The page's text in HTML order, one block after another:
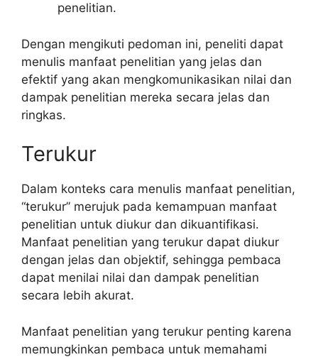
penelitian.
Dengan mengikuti pedoman ini, peneliti dapat
menulis manfaat penelitian yang jelas dan
efektif yang akan mengkomunikasikan nilai dan
dampak penelitian mereka secara jelas dan
ringkas.
Terukur
Dalam konteks cara menulis manfaat penelitian,
“terukur” merujuk pada kemampuan manfaat
penelitian untuk diukur dan dikuantifikasi.
Manfaat penelitian yang terukur dapat diukur
dengan jelas dan objektif, sehingga pembaca
dapat menilai nilai dan dampak penelitian
secara lebih akurat.
Manfaat penelitian yang terukur penting karena
memungkinkan pembaca untuk memahami